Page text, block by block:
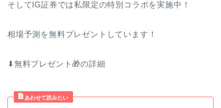
そしてIG証券では私限定の特別コラボを実施中！
相場予測を無料プレゼントしています！
⬇無料プレゼント🎁の詳細